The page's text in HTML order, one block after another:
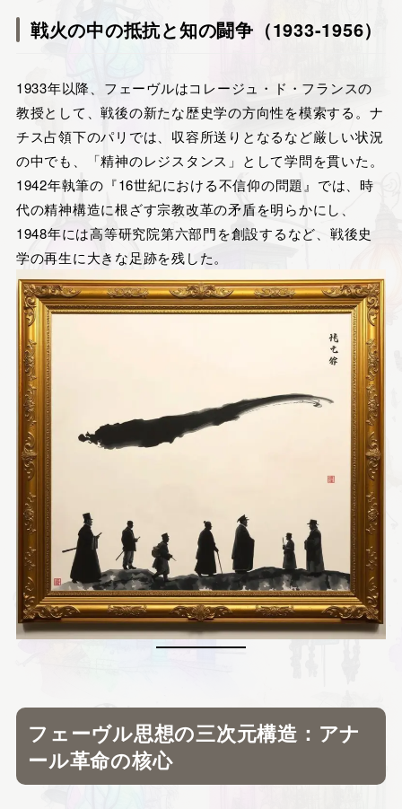
戦火の中の抵抗と知の闘争（1933-1956）
1933年以降、フェーヴルはコレージュ・ド・フランスの
教授として、戦後の新たな歴史学の方向性を模索する。ナ
チス占領下のパリでは、収容所送りとなるなど厳しい状況
の中でも、「精神のレジスタンス」として学問を貫いた。
1942年執筆の『16世紀における不信仰の問題』では、時
代の精神構造に根ざす宗教改革の矛盾を明らかにし、
1948年には高等研究院第六部門を創設するなど、戦後史
学の再生に大きな足跡を残した。
フェーヴル思想の三次元構造：アナ
ール革命の核心